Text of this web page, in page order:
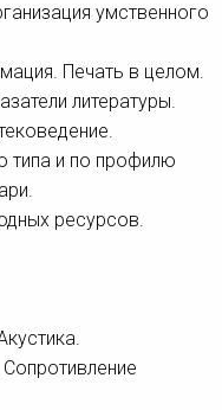
умственного
Печать в целом.
литературы.
типа и по профилю
ресурсов.